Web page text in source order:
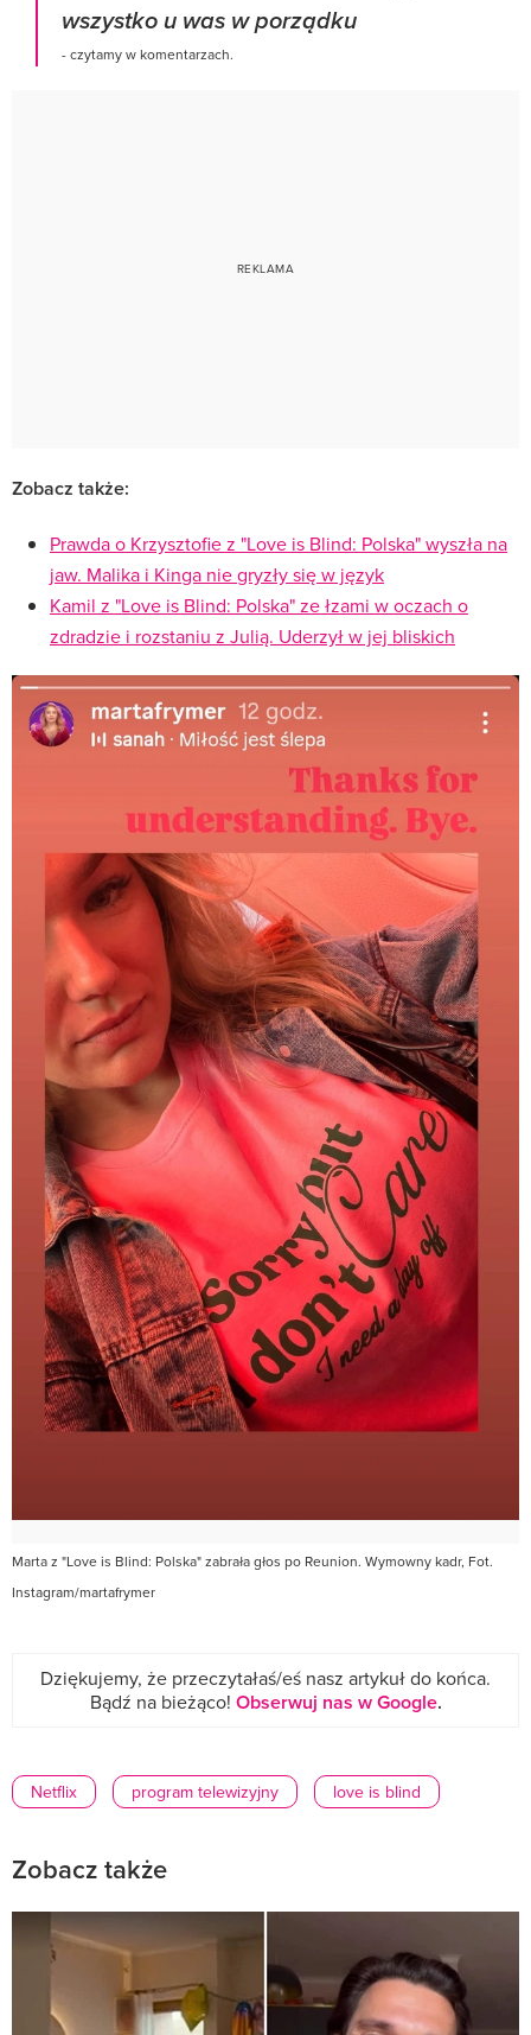
wszystko u was w porządku
- czytamy w komentarzach.
Zobacz także:
Prawda o Krzysztofie z "Love is Blind: Polska" wyszła na
jaw. Malika i Kinga nie gryzły się w język
Kamil z "Love is Blind: Polska" ze łzami w oczach o
zdradzie i rozstaniu z Julią. Uderzył w jej bliskich
Marta z "Love is Blind: Polska" zabrała głos po Reunion. Wymowny kadr, Fot.
Instagram/martafrymer
Dziękujemy, że przeczytałaś/eś nasz artykuł do końca.
Bądź na bieżąco! Obserwuj nas w Google.
Netflix program telewizyjny love is blind
Zobacz także